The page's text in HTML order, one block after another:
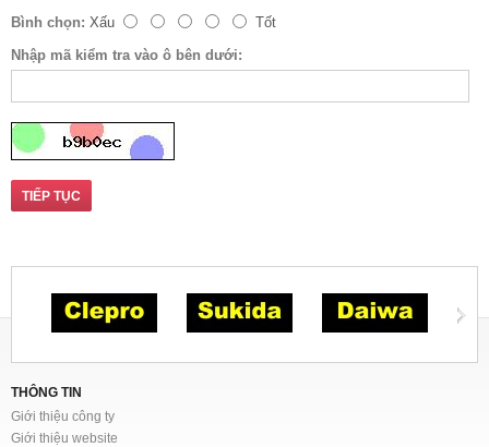
Bình chọn: Xấu
Tốt
Nhập mã kiểm tra vào ô bên dưới:
TIẾP TỤC
THÔNG TIN
Giới thiệu công ty
Giới thiệu website